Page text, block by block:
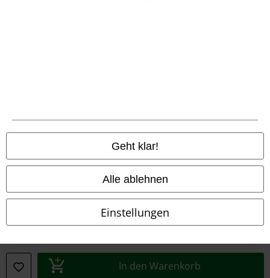
Geht klar!
Alle ablehnen
Einstellungen
In den Warenkorb
Alle Preise inkl. gesetzlicher Mehrwertsteuer, zzgl.Versandkosten
© 1986-2026 E.M.P. Merchandising HGmbH
EMP Online Shops
EMP France